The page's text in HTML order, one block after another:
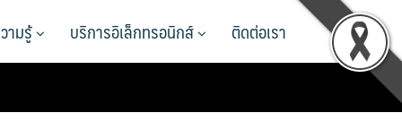
ามรู้ บริการอิเล็กทรอนิกส์ ติดต่อเรา